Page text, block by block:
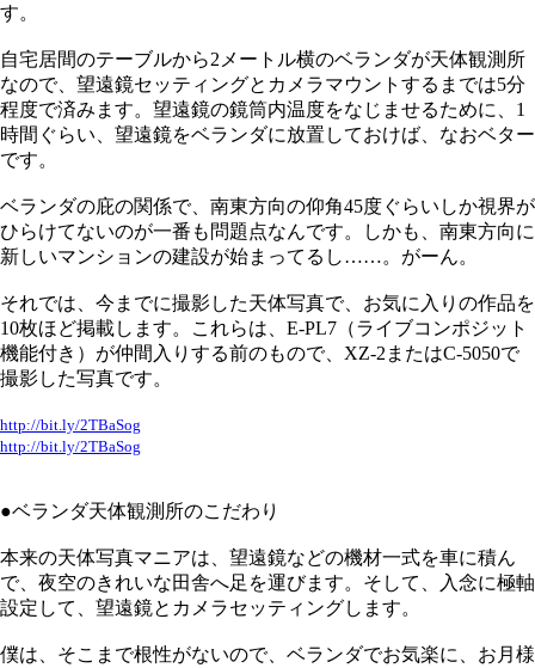
す。
自宅居間のテーブルから2メートル横のベランダが天体観測所
なので、望遠鏡セッティングとカメラマウントするまでは5分
程度で済みます。望遠鏡の鏡筒内温度をなじませるために、1
時間ぐらい、望遠鏡をベランダに放置しておけば、なおベター
です。
ベランダの庇の関係で、南東方向の仰角45度ぐらいしか視界が
ひらけてないのが一番も問題点なんです。しかも、南東方向に
新しいマンションの建設が始まってるし……。がーん。
それでは、今までに撮影した天体写真で、お気に入りの作品を
10枚ほど掲載します。これらは、E-PL7（ライブコンポジット
機能付き）が仲間入りする前のもので、XZ-2またはC-5050で
撮影した写真です。
http://bit.ly/2TBaSog
http://bit.ly/2TBaSog
●ベランダ天体観測所のこだわり
本来の天体写真マニアは、望遠鏡などの機材一式を車に積ん
で、夜空のきれいな田舎へ足を運びます。そして、入念に極軸
設定して、望遠鏡とカメラセッティングします。
僕は、そこまで根性がないので、ベランダでお気楽に、お月様